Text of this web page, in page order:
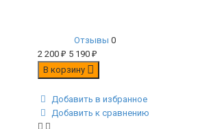
Отзывы 0
2 200 ₽ 5 190 ₽
В корзину
Добавить в избранное
Добавить к сравнению